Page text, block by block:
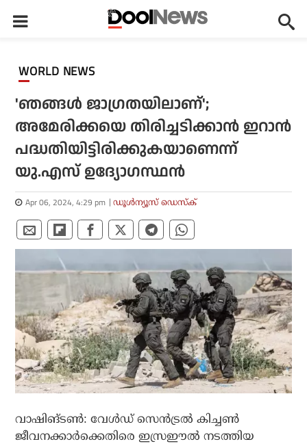
WORLD NEWS
'ഞങ്ങള്‍ ജാഗ്രതയിലാണ്';
അമേരിക്കയെ തിരിച്ചടിക്കാന്‍ ഇറാന്‍
പദ്ധതിയിട്ടിരിക്കുകയാണെന്ന്
യു.എസ് ഉദ്യോഗസ്ഥന്‍
Apr 06, 2024, 4:29 pm ഡൂള്‍ന്യൂസ് ഡെസ്‌ക്
വാഷിങ്ടണ്‍: വേള്‍ഡ് സെന്‍ട്രല്‍ കിച്ചണ്‍
ജീവനക്കാര്‍ക്കെതിരെ ഇസ്രഈല്‍ നടത്തിയ